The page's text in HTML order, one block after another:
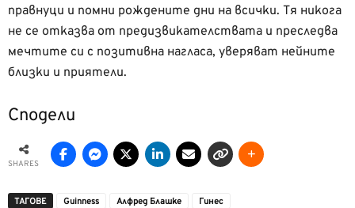
правнуци и помни рождените дни на всички. Тя никога
не се отказва от предизвикателствата и преследва
мечтите си с позитивна нагласа, уверяват нейните
близки и приятели.
Сподели
SHARES
ТАГОВЕ Guinness Алфред Блашке
Гинес